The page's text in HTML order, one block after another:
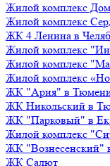
Жилой комплекс
Жилой комплекс
ЖК 4 Ленина в
Жилой комплекс
Жилой комплекс
Жилой комплекс
ЖК "Ария" в
ЖК Никольский в
ЖК "Парковый" в
Жилой комплекс
ЖК "Вознесенский"
ЖК Салют